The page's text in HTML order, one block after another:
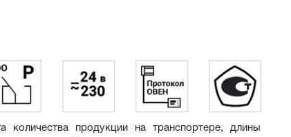
количества продукции на транспортере, длины